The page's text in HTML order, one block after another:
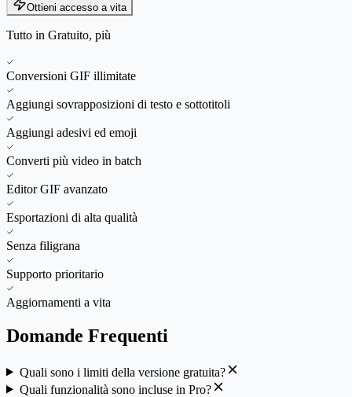
Ottieni accesso a vita
Tutto in Gratuito, più
Conversioni GIF illimitate
Aggiungi sovrapposizioni di testo e sottotitoli
Aggiungi adesivi ed emoji
Converti più video in batch
Editor GIF avanzato
Esportazioni di alta qualità
Senza filigrana
Supporto prioritario
Aggiornamenti a vita
Domande Frequenti
Quali sono i limiti della versione gratuita?
Quali funzionalità sono incluse in Pro?